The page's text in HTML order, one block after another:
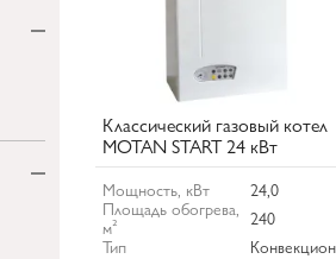
Классический газовый котел
MOTAN START 24 кВт
Мощность, кВт
24,0
Площадь обогрева,
м²
240
Тип